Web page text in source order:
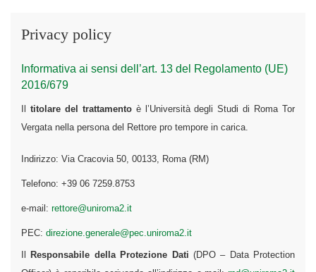
Privacy policy
Informativa ai sensi dell’art. 13 del Regolamento (UE)
2016/679
titolare del trattamentoè l’Università degli Studi di Roma Tor
Vergata nella persona del Rettore pro tempore in carica.
Indirizzo: Via Cracovia 50, 00133, Roma (RM)
Telefono: +39 06 7259.8753
e-mail: rettore@uniroma2.it
PEC: direzione.generale@pec.uniroma2.it
Responsabile della Protezione Dati (DPO – Data Protection